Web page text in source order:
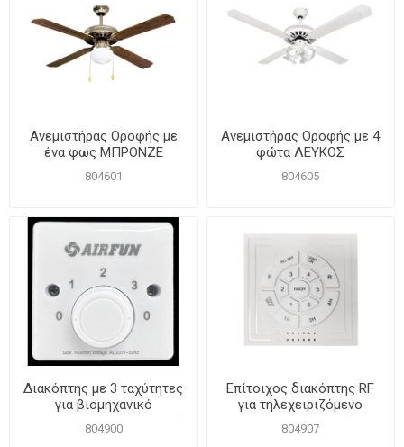
Ανεμιστήρας Οροφής με
ένα φως ΜΠΡΟΝΖΕ
804601
Ανεμιστήρας Οροφής με 4
φώτα ΛΕΥΚΟΣ
804605
Διακόπτης με 3 ταχύτητες
για βιομηχανικό
ανεμιστήρα οροφής λευκό
ή μαύρο
804900
Επίτοιχος διακόπτης RF
για τηλεχειριζόμενο
ανεμιστήρα οροφής
804907